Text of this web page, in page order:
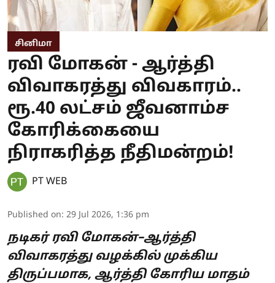
சினிமா
ரவி மோகன் - ஆர்த்தி
விவாகரத்து விவகாரம்..
ரூ.40 லட்சம் ஜீவனாம்ச
கோரிக்கையை
நிராகரித்த நீதிமன்றம்!
PT WEB
Published on: 29 Jul 2026, 1:36 pm
நடிகர் ரவி மோகன்–ஆர்த்தி
விவாகரத்து வழக்கில் முக்கிய
திருப்பமாக, ஆர்த்தி கோரிய மாதம்